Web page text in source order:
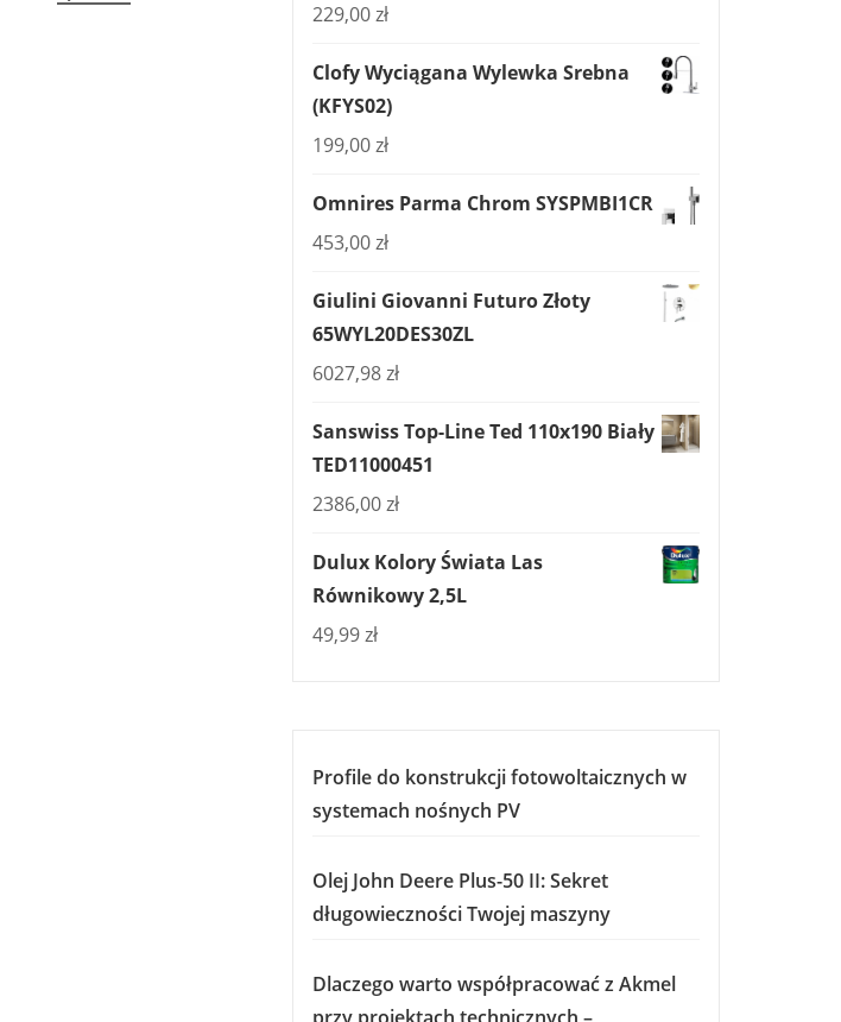
229,00zł
Clofy Wyciągana Wylewka Srebna
(KFYS02)
199,00zł
Omnires Parma Chrom SYSPMBI1CR
453,00zł
Giulini Giovanni Futuro Złoty
65WYL20DES30ZL
6027,98zł
Sanswiss Top-Line Ted 110x190 Biały
TED11000451
2386,00zł
Dulux Kolory Świata Las
Równikowy 2,5L
49,99zł
Profile do konstrukcji fotowoltaicznych w
systemach nośnych PV
Olej John Deere Plus-50 II: Sekret
długowieczności Twojej maszyny
Dlaczego warto współpracować z Akmel